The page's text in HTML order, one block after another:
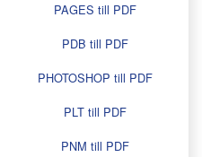
PAGES till PDF
PDB till PDF
PHOTOSHOP till PDF
PLT till PDF
PNM till PDF